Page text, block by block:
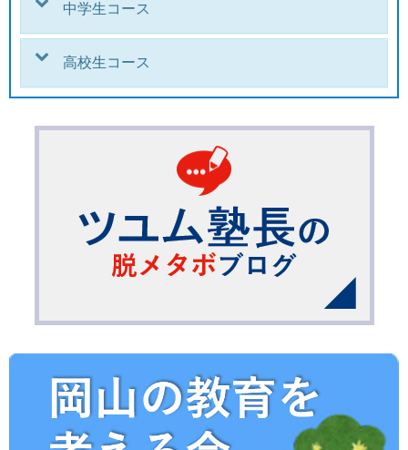
中学生コース
高校生コース